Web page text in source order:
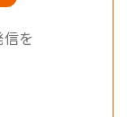
を